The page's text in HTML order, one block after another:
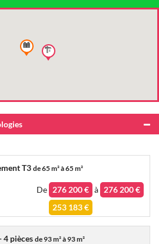
T3de65 m² à 65 m²
De 276 200 € à 276 200 €
253 183 €
4 pièces de93 m² à 93 m²